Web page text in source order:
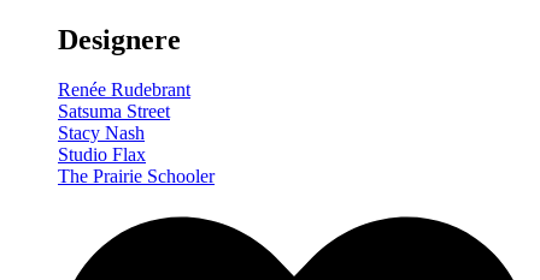
Designere
Renée Rudebrant
Satsuma Street
Stacy Nash
Studio Flax
The Prairie Schooler